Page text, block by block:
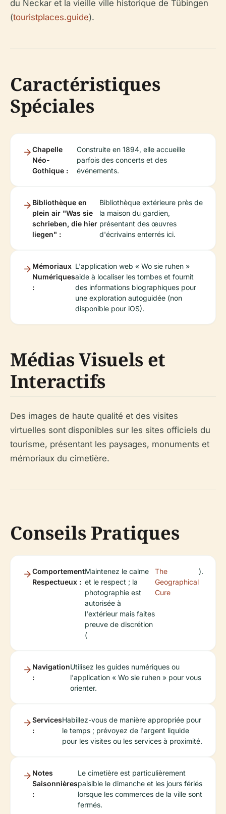
du Neckar et la vieille ville historique de Tübingen
(touristplaces.guide).
Caractéristiques
Spéciales
Chapelle
Néo-
Gothique :
Construite en 1894, elle accueille
parfois des concerts et des
événements.
Bibliothèque en
plein air "Was sie
schrieben, die hier
liegen" :
Bibliothèque extérieure près de
la maison du gardien,
présentant des œuvres
d'écrivains enterrés ici.
Mémoriaux
Numériques
:
L'application web « Wo sie ruhen »
aide à localiser les tombes et fournit
des informations biographiques pour
une exploration autoguidée (non
disponible pour iOS).
Médias Visuels et
Interactifs
Des images de haute qualité et des visites
virtuelles sont disponibles sur les sites officiels du
tourisme, présentant les paysages, monuments et
mémoriaux du cimetière.
Conseils Pratiques
Comportement
Respectueux :
Maintenez le calme
et le respect ; la
photographie est
autorisée à
l'extérieur mais faites
preuve de discrétion
(
The
Geographical
Cure
).
Navigation
:
Utilisez les guides numériques ou
l'application « Wo sie ruhen » pour vous
orienter.
Services
:
Habillez-vous de manière appropriée pour
le temps ; prévoyez de l'argent liquide
pour les visites ou les services à proximité.
Notes
Saisonnières
:
Le cimetière est particulièrement
paisible le dimanche et les jours fériés
lorsque les commerces de la ville sont
fermés.